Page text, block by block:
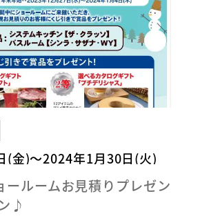
(金)～2024年1月30日(火)
ールームお見積りプレゼン
♪